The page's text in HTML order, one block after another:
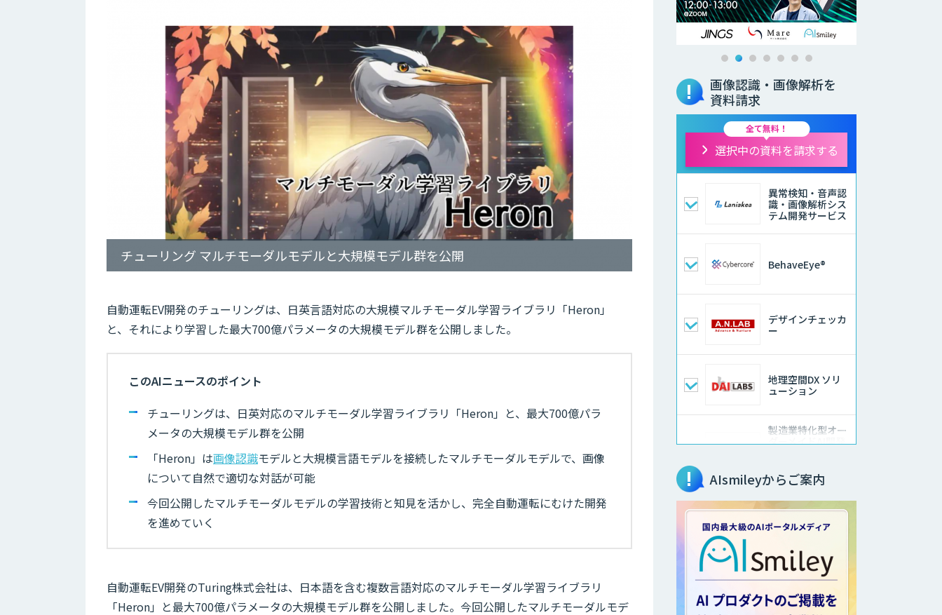
チューリング マルチモーダルモデルと大規模モデル群を公開
自動運転EV開発のチューリングは、日英言語対応の大規模マルチモーダル学習ライブラリ「Heron」
と、それにより学習した最大700億パラメータの大規模モデル群を公開しました。
このAIニュースのポイント
チューリングは、日英対応のマルチモーダル学習ライブラリ「Heron」と、最大700億パラ
メータの大規模モデル群を公開
「Heron」は画像認識モデルと大規模言語モデルを接続したマルチモーダルモデルで、画像
について自然で適切な対話が可能
今回公開したマルチモーダルモデルの学習技術と知見を活かし、完全自動運転にむけた開発
を進めていく
自動運転EV開発のTuring株式会社は、日本語を含む複数言語対応のマルチモーダル学習ライブラリ
「Heron」と最大700億パラメータの大規模モデル群を公開しました。今回公開したマルチモーダルモデ
画像認識・画像解析を
資料請求
全て無料！
選択中の資料を請求する
異常検知・音声認
識・画像解析シス
テム開発サービス
BehaveEye®
デザインチェッカ
ー
地理空間DX ソリ
ューション
製造業特化型オー
ダーメイドAI開発
査）
ソフトクリエイト
のAI開発サービス
AIポチっと
AIsmileyからご案内